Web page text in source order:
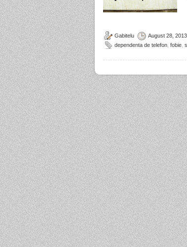
Gabitelu August 28, 2013
dependenta de telefon fobie